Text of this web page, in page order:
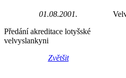
01.08.2001.
Předání akreditace lotyšské
velvyslankyni
Zvětšit